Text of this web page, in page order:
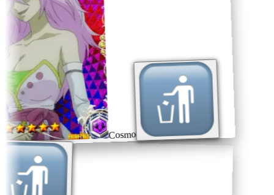
Cosmo